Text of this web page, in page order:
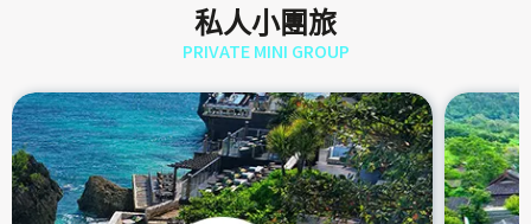
私人小團旅
PRIVATE MINI GROUP